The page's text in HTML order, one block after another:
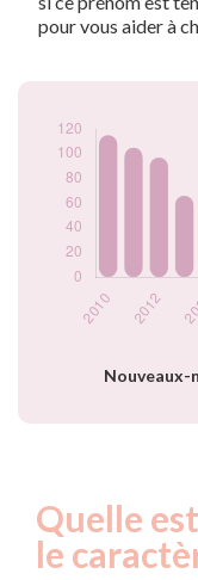
pour vous aider à
Nouveaux-
Popularité du
2014
66
2015
42
2019
26
15
20
13
12
Quelle
le